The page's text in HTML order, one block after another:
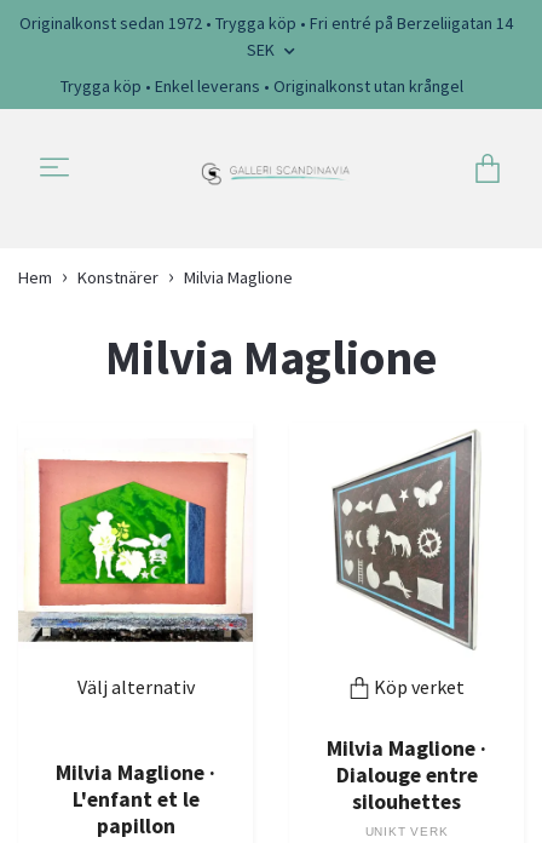
Originalkonst sedan 1972 • Trygga köp • Fri entré på Berzeliigatan 14
SEK
Trygga köp • Enkel leverans • Originalkonst utan krångel
Hem Konstnärer Milvia Maglione
Milvia Maglione
Välj alternativ
Milvia Maglione ·
L'enfant et le
papillon
Köp verket
Milvia Maglione ·
Dialouge entre
silouhettes
UNIKT VERK